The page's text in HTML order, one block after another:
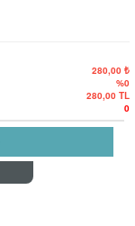
280,00 ₺
%0
280,00 TL
0